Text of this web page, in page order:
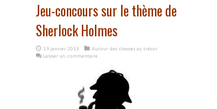
Jeu-concours sur le thème de
Sherlock Holmes
19 janvier 2013
Autour des chasses au trésor
Laisser un commentaire